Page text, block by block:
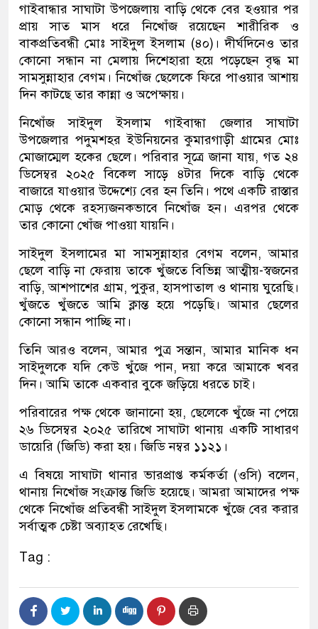
গাইবান্ধার সাঘাটা উপজেলায় বাড়ি থেকে বের হওয়ার পর
প্রায় সাত মাস ধরে নিখোঁজ রয়েছেন শারীরিক ও
বাকপ্রতিবন্ধী মোঃ সাইদুল ইসলাম (৪০)। দীর্ঘদিনেও তার
কোনো সন্ধান না মেলায় দিশেহারা হয়ে পড়েছেন বৃদ্ধ মা
সামসুন্নাহার বেগম। নিখোঁজ ছেলেকে ফিরে পাওয়ার আশায়
দিন কাটছে তার কান্না ও অপেক্ষায়।
নিখোঁজ সাইদুল ইসলাম গাইবান্ধা জেলার সাঘাটা
উপজেলার পদুমশহর ইউনিয়নের কুমারগাড়ী গ্রামের মোঃ
মোজাম্মেল হকের ছেলে। পরিবার সূত্রে জানা যায়, গত ২৪
ডিসেম্বর ২০২৫ বিকেল সাড়ে ৪টার দিকে বাড়ি থেকে
বাজারে যাওয়ার উদ্দেশ্যে বের হন তিনি। পথে একটি রাস্তার
মোড় থেকে রহস্যজনকভাবে নিখোঁজ হন। এরপর থেকে
তার কোনো খোঁজ পাওয়া যায়নি।
সাইদুল ইসলামের মা সামসুন্নাহার বেগম বলেন, আমার
ছেলে বাড়ি না ফেরায় তাকে খুঁজতে বিভিন্ন আত্মীয়-স্বজনের
বাড়ি, আশপাশের গ্রাম, পুকুর, হাসপাতাল ও থানায় ঘুরেছি।
খুঁজতে খুঁজতে আমি ক্লান্ত হয়ে পড়েছি। আমার ছেলের
কোনো সন্ধান পাচ্ছি না।
তিনি আরও বলেন, আমার পুত্র সন্তান, আমার মানিক ধন
সাইদুলকে যদি কেউ খুঁজে পান, দয়া করে আমাকে খবর
দিন। আমি তাকে একবার বুকে জড়িয়ে ধরতে চাই।
পরিবারের পক্ষ থেকে জানানো হয়, ছেলেকে খুঁজে না পেয়ে
২৬ ডিসেম্বর ২০২৫ তারিখে সাঘাটা থানায় একটি সাধারণ
ডায়েরি (জিডি) করা হয়। জিডি নম্বর ১১২১।
এ বিষয়ে সাঘাটা থানার ভারপ্রাপ্ত কর্মকর্তা (ওসি) বলেন,
থানায় নিখোঁজ সংক্রান্ত জিডি হয়েছে। আমরা আমাদের পক্ষ
থেকে নিখোঁজ প্রতিবন্ধী সাইদুল ইসলামকে খুঁজে বের করার
সর্বাত্মক চেষ্টা অব্যাহত রেখেছি।
Tag :